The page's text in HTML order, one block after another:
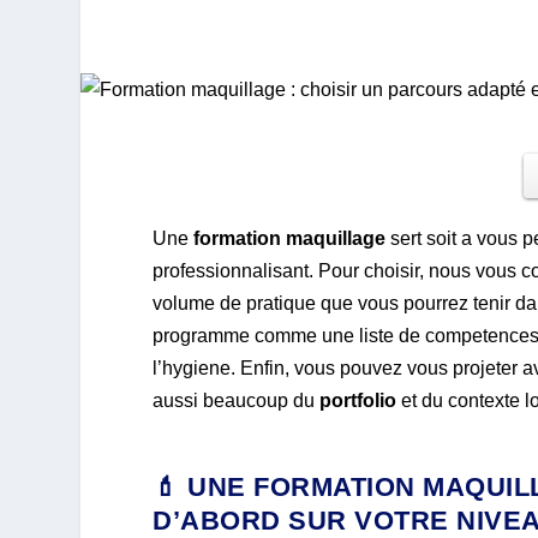
Uneformation maquillage sert soit a vous
professionnalisant. Pour choisir, nous vous
volume de pratique que vous pourrez tenir
programme comme une liste de
l’hygiene. Enfin, vous pouvez vous projeter
aussi beaucoup du portfolio et du contexte
💄 UNE FORMATION
D’ABORD SUR VOTRE